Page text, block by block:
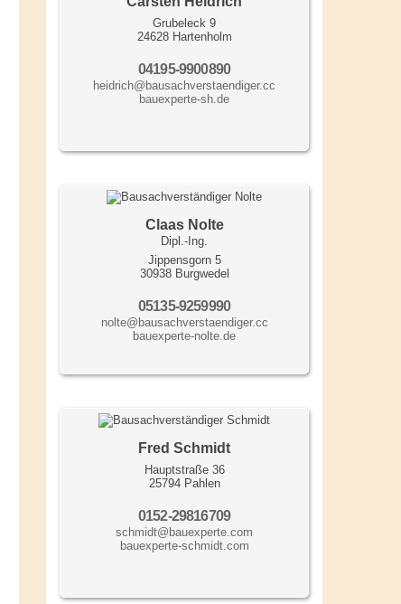
Grubeleck 9
24628 Hartenholm
04195-9900890
heidrich@bausachverstaendiger.cc
bauexperte-sh.de
Claas Nolte
Dipl.-Ing.
Jippensgorn 5
30938 Burgwedel
05135-9259990
nolte@bausachverstaendiger.cc
bauexperte-nolte.de
Fred Schmidt
Hauptstraße 36
25794 Pahlen
0152-29816709
schmidt@bauexperte.com
bauexperte-schmidt.com